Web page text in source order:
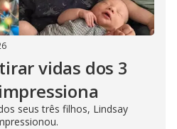
vidas dos 3
seus três filhos, Lindsay